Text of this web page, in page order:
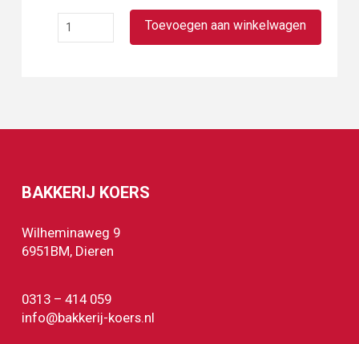
Frankfurter
Toevoegen aan winkelwagen
BAKKERIJ KOERS
Wilheminaweg 9
6951BM, Dieren
0313 – 414 059
info@bakkerij-koers.nl